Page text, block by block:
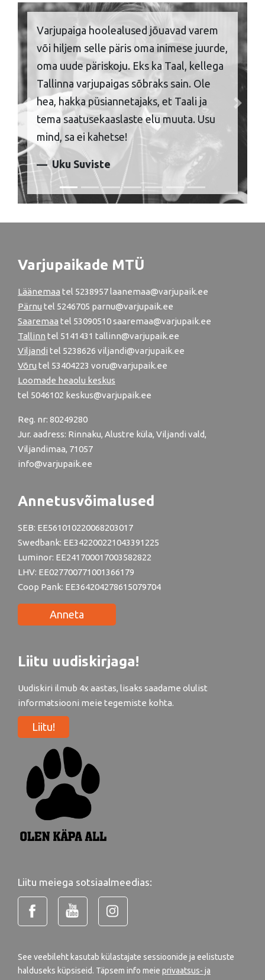
Varjupaiga hoolealused jõuavad varem
või hiljem selle päris oma inimese juurde,
oma uude päriskoju. Eks ka Taal, kellega
Tallinna varjupaigas sõbraks sain. Ole
hea, hakka püsiannetajaks, et Taali ja
tema saatusekaaslaste elu muuta. Usu
mind, sa ei kahetse!
Uku Suviste
Previous Next
Varjupaikade MTÜ
Läänemaa tel 5238957 laanemaa@varjupaik.ee
Pärnu tel 5246705 parnu@varjupaik.ee
Saaremaa tel 53090510 saaremaa@varjupaik.ee
Tallinn tel 5141431 tallinn@varjupaik.ee
Viljandi tel 5238626 viljandi@varjupaik.ee
Võru tel 53404223 voru@varjupaik.ee
Loomade heaolu keskus
tel 5046102 keskus@varjupaik.ee
Reg. nr: 80249280
Jur. aadress: Rinnaku, Alustre küla, Viljandi vald,
Viljandimaa, 71057
info@varjupaik.ee
Annetusvõimalused
SEB: EE561010220068203017
Swedbank: EE342200221043391225
Luminor: EE241700017003582822
LHV: EE027700771001366179
Coop Pank: EE364204278615079704
Anneta
Liitu uudiskirjaga!
Uudiskiri ilmub 4x aastas, lisaks saadame olulist
informatsiooni meie tegemiste kohta.
Liitu!
Liitu meiega sotsiaalmeedias:
See veebileht kasutab külastajate sessioonide ja eelistuste
halduseks küpsiseid. Täpsem info meie privaatsus- ja